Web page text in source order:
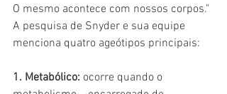
O mesmo acontece com nossos corpos."
A pesquisa de Snyder e sua equipe
menciona quatro ageótipos principais:
1. Metabólico: ocorre quando o